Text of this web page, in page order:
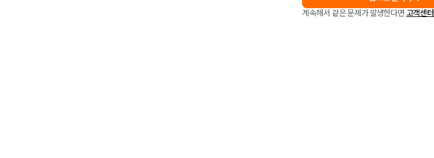
계속해서 같은 문제가 발생한다면 고객센터